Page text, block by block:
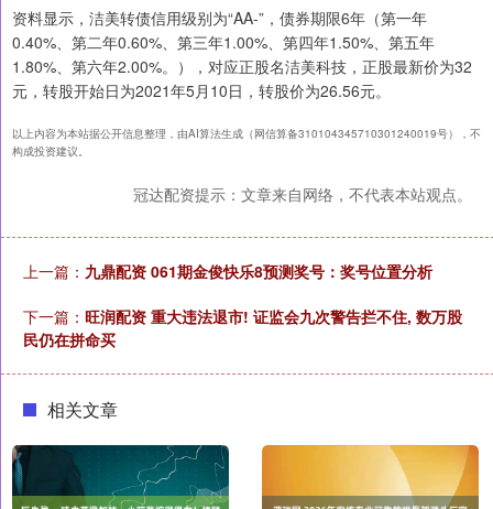
资料显示，洁美转债信用级别为“AA-”，债券期限6年（第一年
0.40%、第二年0.60%、第三年1.00%、第四年1.50%、第五年
1.80%、第六年2.00%。），对应正股名洁美科技，正股最新价为32
元，转股开始日为2021年5月10日，转股价为26.56元。
以上内容为本站据公开信息整理，由AI算法生成（网信算备310104345710301240019号），不
构成投资建议。
冠达配资提示：文章来自网络，不代表本站观点。
上一篇： 九鼎配资 061期金俊快乐8预测奖号：奖号位置分析
下一篇： 旺润配资 重大违法退市! 证监会九次警告拦不住, 数万股
民仍在拼命买
相关文章